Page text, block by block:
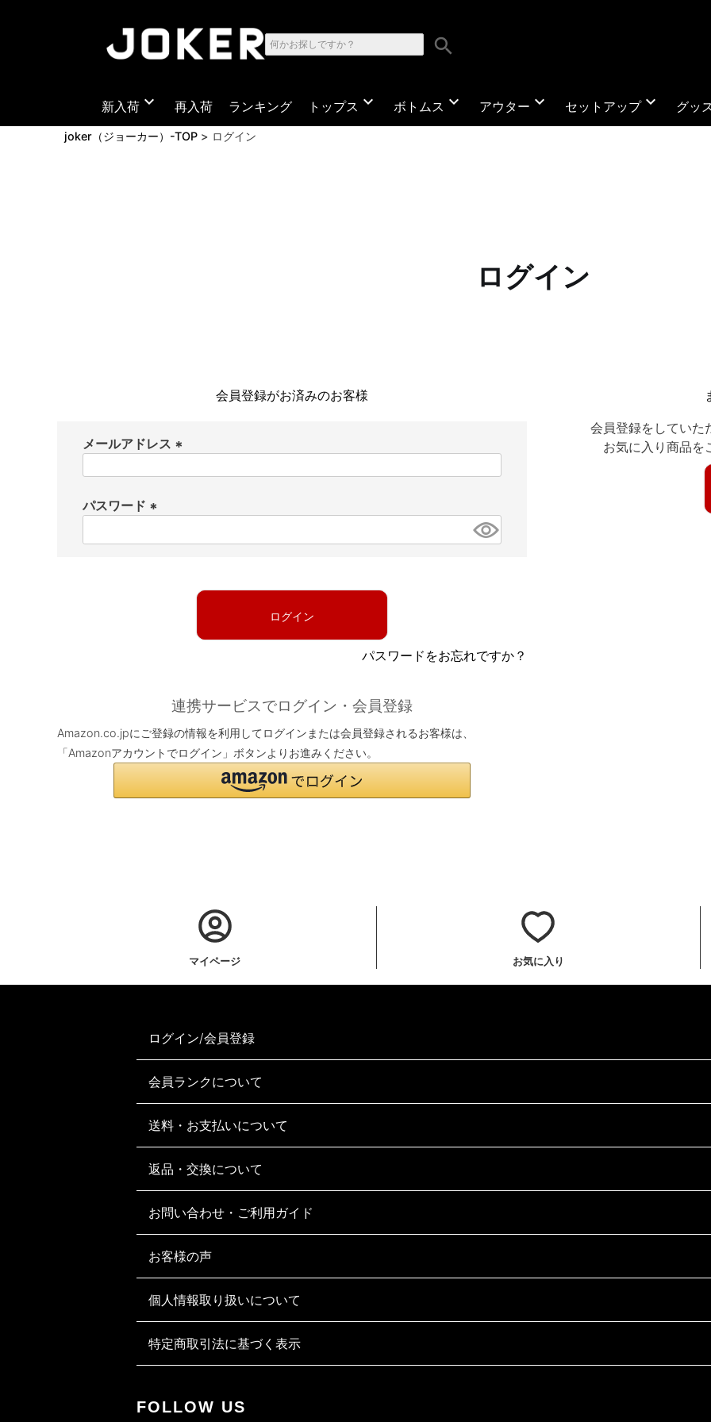
search
新入荷 expand_more 再入荷 ランキング トップス expand_more ボトムス expand_more アウター expand_more セットアップexpand_more グッ
joker（ジョーカー）-TOP ログイン
ログイン
会員登録がお済みのお客様
メールアドレス
パスワード
必
ログイン
パスワードをお忘れですか？
連携サービスでログイン・会員登録
Amazon.co.jpにご登録の情報を利用してログインまたは会員登録されるお客様は、
「Amazonアカウントでログイン」ボタンよりお進みください。
会員登録をしていた
お気に入り商品を
マイページ お気に入り
ログイン/会員登録
会員ランクについて
送料・お支払いについて
返品・交換について
お問い合わせ・ご利用ガイド
お客様の声
個人情報取り扱いについて
特定商取引法に基づく表示
FOLLOW US